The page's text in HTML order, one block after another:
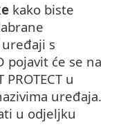
kako biste
s
pojavit će se na
u
uređaja.
u odjeljku